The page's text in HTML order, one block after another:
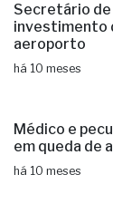
Secretário de
investimento
aeroporto
há 10 meses
Médico e
em queda de
há 10 meses